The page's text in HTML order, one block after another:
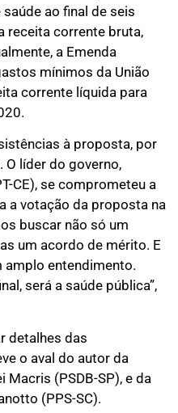
ao final de seis
receita corrente bruta,
a Emenda
mínimos da União
corrente líquida para
à proposta, por
líder do governo,
CE), se comprometeu a
a votação da proposta na
buscar não só um
um acordo de mérito. E
amplo entendimento.
será a saúde pública”,
detalhes das
o aval do autor da
(PSDB-SP), e da
(PPS-SC).